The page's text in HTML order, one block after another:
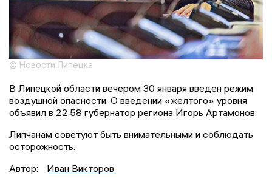
© Новости Липецка
В Липецкой области вечером 30 января введен режим
воздушной опасности. О введении «желтого» уровня
объявил в 22.58 губернатор региона Игорь Артамонов.
Липчанам советуют быть внимательными и соблюдать
осторожность.
Автор:
Иван Викторов